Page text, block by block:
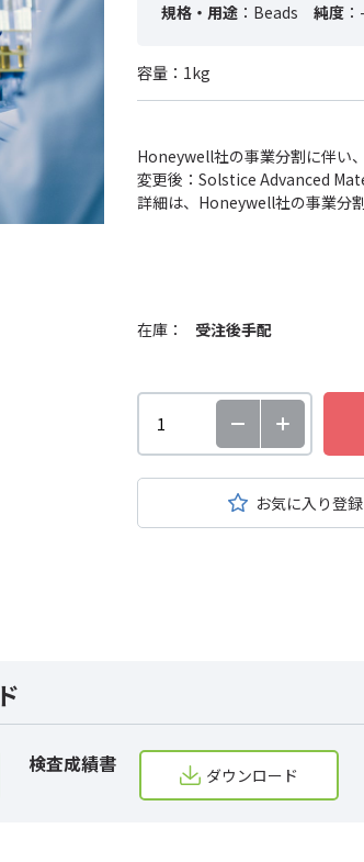
規格・用途 ：Beads 純度
容量：1kg
Honeywell社の事業分割に伴い
変更後：Solstice Advanced
詳細は、Honeywell社の事業分
在庫： 受注後手配
お気に入り登録
検査成績書 ダウンロード